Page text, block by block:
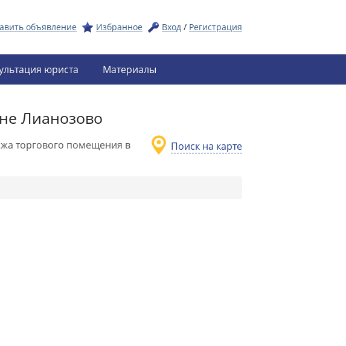
объявление Избранное Вход / Регистрация
юриста Материалы
Лианозово
Поиск на карте
торгового помещения в